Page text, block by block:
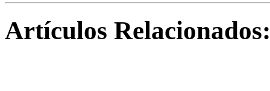
Artículos Relacionados: